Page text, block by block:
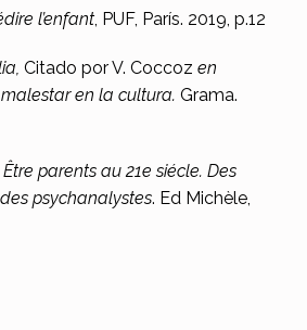
l’enfant, PUF, París. 2019, p.12
Citado por V. Coccoz en
en la cultura. Grama.
Être parents au 21e siécle. Des
psychanalystes. Ed Michèle,